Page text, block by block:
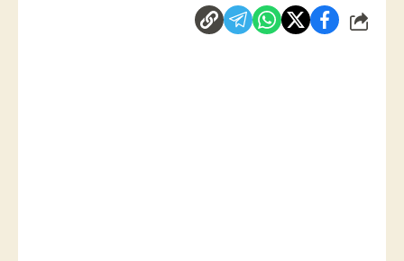
شارك